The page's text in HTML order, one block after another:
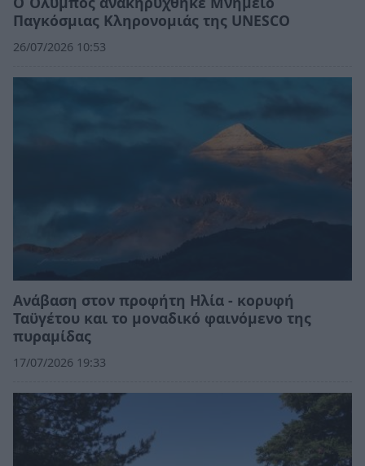
Παγκόσμιας Κληρονομιάς της UNESCO
26/07/2026 10:53
Ανάβαση στον προφήτη Ηλία - κορυφή
Ταϋγέτου και το μοναδικό φαινόμενο της
πυραμίδας
17/07/2026 19:33